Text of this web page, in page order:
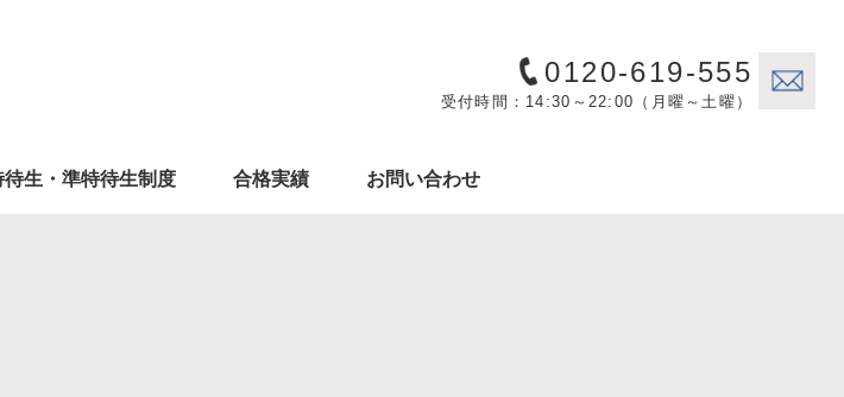
0120-619-555
受付時間：14:30～22:00（月曜～土曜）
待生・準特待生制度 合格実績 お問い合わせ